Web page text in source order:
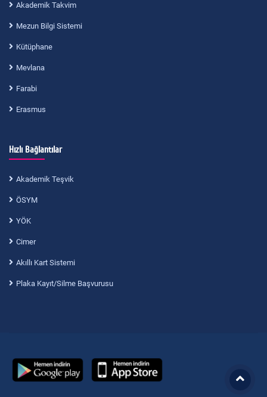
Akademik Takvim
Mezun Bilgi Sistemi
Kütüphane
Mevlana
Farabi
Erasmus
Hızlı Bağlantılar
Akademik Teşvik
ÖSYM
YÖK
Cimer
Akıllı Kart Sistemi
Plaka Kayıt/Silme Başvurusu